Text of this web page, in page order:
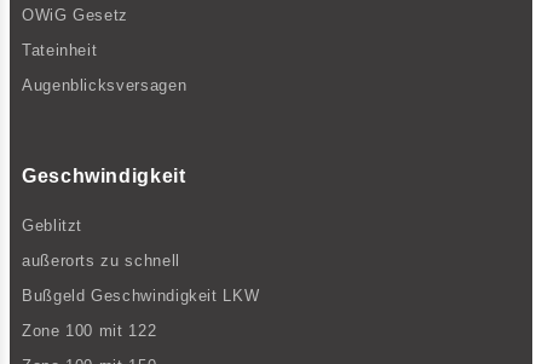
OWiG Gesetz
Tateinheit
Augenblicksversagen
Geschwindigkeit
Geblitzt
außerorts zu schnell
Bußgeld Geschwindigkeit LKW
Zone 100 mit 122